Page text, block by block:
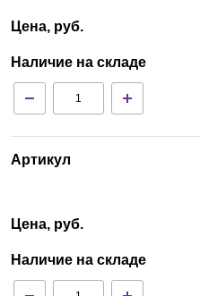
Цена, руб.
Наличие на складе
Артикул
Цена, руб.
Наличие на складе